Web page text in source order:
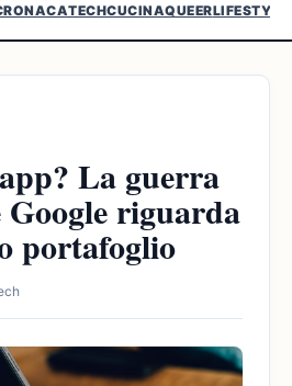
TECHCUCINAQUEERLIFESTYLE
La guerra
riguarda
portafoglio